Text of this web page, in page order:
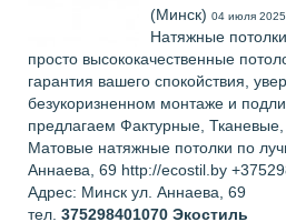
(Минск) 04 июля 2025
Натяжные
просто высококачественные
гарантия вашего спокойствия,
безукоризненном монтаже и
предлагаем Фактурные,
Матовые натяжные потолки по
Аннаева, 69 http://ecostil.by
Адрес: Минск ул. Аннаева, 69
тел. 375298401070 Экостиль